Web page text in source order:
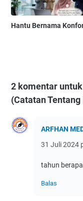
Hantu Bernama
2 komentar
(Catatan
ARFHAN
31 Juli 2024
tahun
Balas